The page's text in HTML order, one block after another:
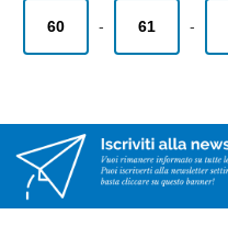
60 - 61 -